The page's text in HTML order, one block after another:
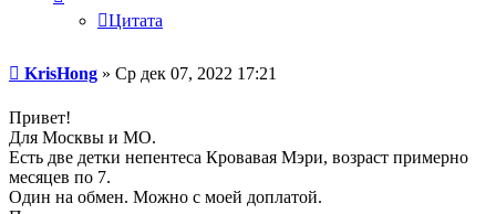
Цитата
Сообщение
KrisHong » Ср дек 07, 2022 17:21
Привет!
Для Москвы и МО.
Есть две детки непентеса Кровавая Мэри, возраст примерно
месяцев по 7.
Один на обмен. Можно с моей доплатой.